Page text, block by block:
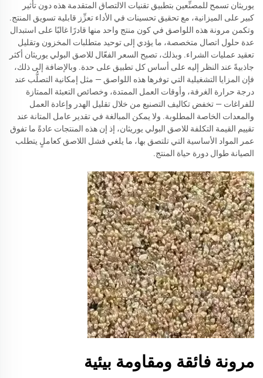
يوريثان تسمح للمصنِّعين بتطبيق تقنيات الالتصاق المتقدمة هذه دون تأثير
كبير على الميزانية، مع تحقيق تحسينات في الأداء تعزِّز قابلية تسويق المنتج.
وتكمن مرونة هذه اللواصق في كون منتج واحد منها قادرًا غالبًا على استبدال
عدة حلول اتصال متخصصة، ما يؤدي إلى توحيد متطلبات المخزون وتقليل
تعقيد عمليات الشراء. وبذلك، تصبح السعر الفعّال للاصق البولي يوريثان أكثر
جاذبيةً عند النظر إليه على أساس كل تطبيق على حدة. وبالإضافة إلى ذلك،
فإن المزايا التشغيلية التي توفرها هذه اللواصق — مثل إمكانية التصلُّب عند
درجة حرارة الغرفة، وأوقات العمل الممتدة، وخصائص التعبئة الممتازة
للفراغات — تخفض تكاليف التصنيع من خلال تقليل الهدر وإعادة العمل
والمعدات الخاصة المطلوبة. ولا يمكن المبالغة في تقدير عامل المتانة عند
تقييم القيمة التكلفة للاصق البولي يوريثان، إذ إن هذه المنتجات عادةً ما تفوق
عمر المواد الأساسية التي تلتصق بها، ما يلغي فشل اللاصق كعاملٍ يتطلب
الصيانة طوال دورة حياة المنتج.
مرونة فائقة ومقاومة بيئية